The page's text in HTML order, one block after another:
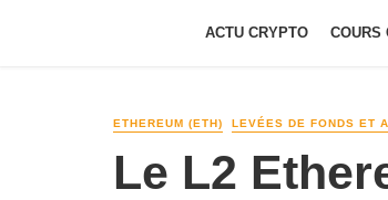
ACTU CRYPTO COURS
ETHEREUM (ETH) LEVÉES DE FONDS ET
Le L2